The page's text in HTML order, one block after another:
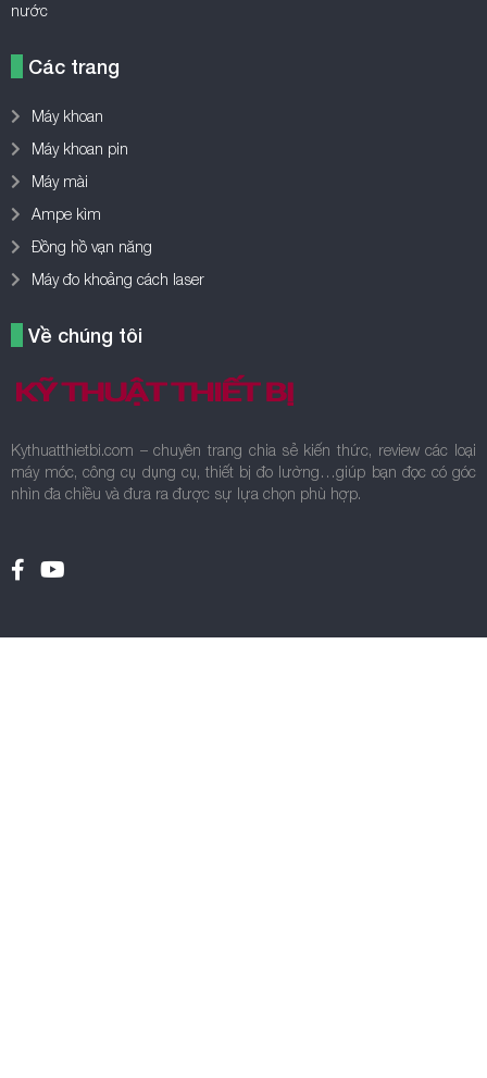
nước
Các trang
Máy khoan
Máy khoan pin
Máy mài
Ampe kìm
Đồng hồ vạn năng
Máy đo khoảng cách laser
Về chúng tôi
Kythuatthietbi.com – chuyên trang chia sẻ kiến thức, review các loại
máy móc, công cụ dụng cụ, thiết bị đo lường…giúp bạn đọc có góc
nhìn đa chiều và đưa ra được sự lựa chọn phù hợp.